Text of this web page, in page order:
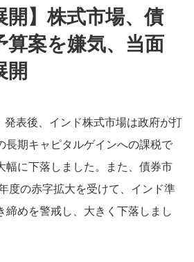
開】株式市場、債
算案を嫌気、当面
開
表後、インド株式市場は政府が打
長期キャピタルゲインへの課税で
幅に下落しました。また、債券市
度の赤字拡大を受けて、インド準
締めを警戒し、大きく下落しまし